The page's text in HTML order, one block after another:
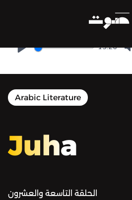
Juha | جحا - جحا والآنية الثمينة
13:26
Arabic Literature
Juha
الحلقة التاسعة والعشرون